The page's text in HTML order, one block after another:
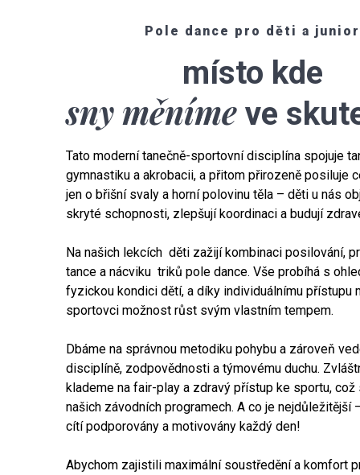
Pole dance pro děti a
místo kde
sny měníme ve
Tato moderní tanečně-sportovní disciplína spojuje
gymnastiku a akrobacii, a přitom přirozeně posiluje
jen o břišní svaly a horní polovinu těla – děti u nás
skryté schopnosti, zlepšují koordinaci a budují
Na našich lekcích děti zažijí kombinaci posilování,
tance a nácviku triků pole dance. Vše probíhá s
fyzickou kondici dětí, a díky individuálnímu přístupu
sportovci možnost růst svým vlastním tempem.
Dbáme na správnou metodiku pohybu a zároveň
disciplíně, zodpovědnosti a týmovému duchu.
klademe na fair-play a zdravý přístup ke sportu, což
našich závodních programech. A co je nejdůležitější
cítí podporovány a motivovány každý den!
Abychom zajistili maximální soustředění a komfort